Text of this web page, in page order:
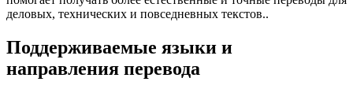
деловых, технических и повседневных текстов..
Поддерживаемые языки и
направления перевода